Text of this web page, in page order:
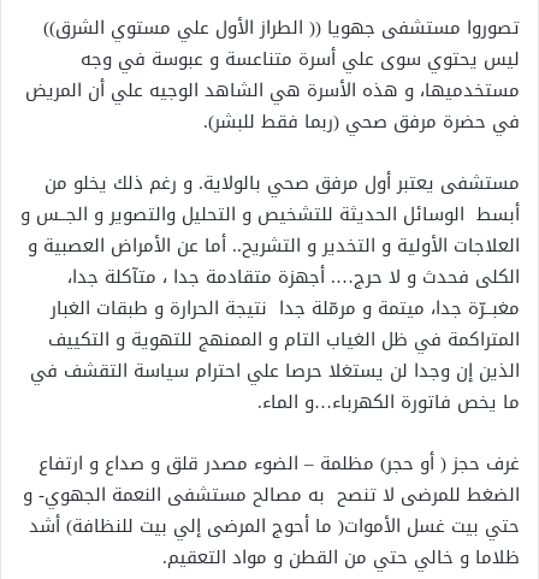
تصوروا مستشفى جهويا (( الطراز الأول علي مستوي الشرق))
ليس يحتوي سوى علي أسرة متناعسة و عبوسة في وجه
مستخدميها، و هذه الأسرة هي الشاهد الوجيه علي أن المريض
في حضرة مرفق صحي (ربما فقط للبشر).
مستشفى يعتبر أول مرفق صحي بالولاية. و رغم ذلك يخلو من
أبسط الوسائل الحديثة للتشخيص و التحليل والتصوير و الجــس و
العلاجات الأولية و التخدير و التشريح.. أما عن الأمراض العصبية و
الكلى فحدث و لا حرج…. أجهزة متقادمة جدا ، متآكلة جدا،
مغبــرّة جدا، ميتمة و مرمّلة جدا نتيجة الحرارة و طبقات الغبار
المتراكمة في ظل الغياب التام و الممنهج للتهوية و التكييف
الذين إن وجدا لن يستغلا حرصا علي احترام سياسة التقشف في
ما يخص فاتورة الكهرباء…و الماء.
غرف حجز ( أو حجر) مظلمة – الضوء مصدر قلق و صداع و ارتفاع
الضغط للمرضى لا تنصح به مصالح مستشفى النعمة الجهوي- و
حتي بيت غسل الأموات( ما أحوج المرضى إلي بيت للنظافة) أشد
ظلاما و خالي حتي من القطن و مواد التعقيم.